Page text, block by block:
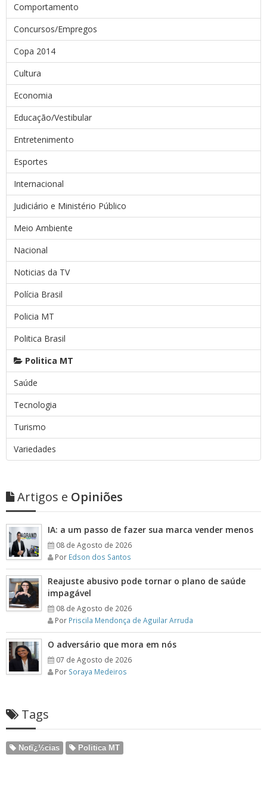
Comportamento
Concursos/Empregos
Copa 2014
Cultura
Economia
Educação/Vestibular
Entretenimento
Esportes
Internacional
Judiciário e Ministério Público
Meio Ambiente
Nacional
Noticias da TV
Polícia Brasil
Policia MT
Politica Brasil
Politica MT
Saúde
Tecnologia
Turismo
Variedades
Artigos e Opiniões
IA: a um passo de fazer sua marca vender menos
08 de Agosto de 2026
Por Edson dos Santos
Reajuste abusivo pode tornar o plano de saúde
impagável
08 de Agosto de 2026
Por Priscila Mendonça de Aguilar Arruda
O adversário que mora em nós
07 de Agosto de 2026
Por Soraya Medeiros
Tags
Notï¿½cias Politica MT